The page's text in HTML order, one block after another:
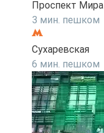
Проспект Мира
3 мин. пешком
Сухаревская
6 мин. пешком